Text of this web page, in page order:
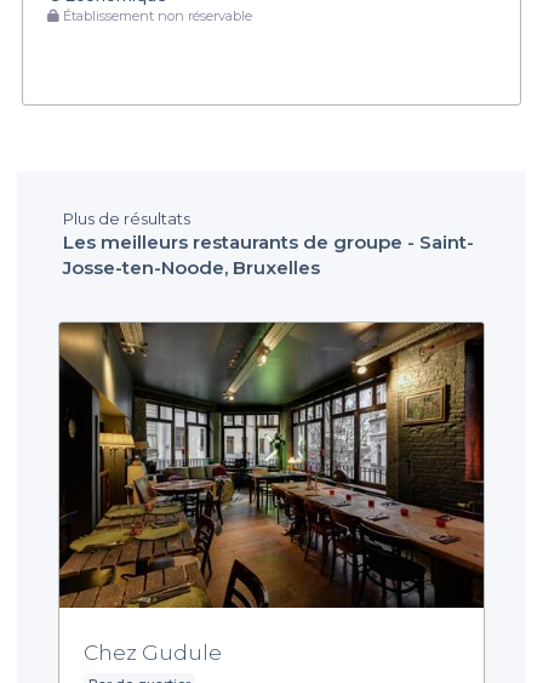
Établissement non réservable
Plus de résultats
Les meilleurs restaurants de groupe - Saint-
Josse-ten-Noode, Bruxelles
Chez Gudule